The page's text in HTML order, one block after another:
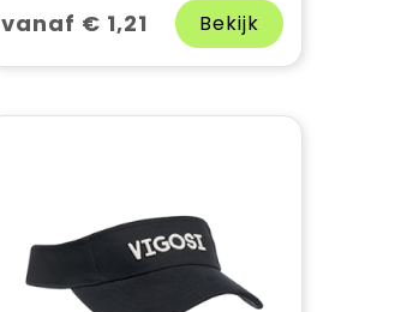
vanaf € 1,21 Bekijk